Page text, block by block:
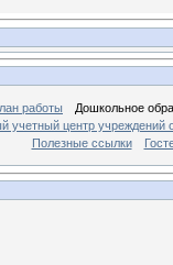
работы
Дошкольное
учетный центр учреждений
Полезные ссылки